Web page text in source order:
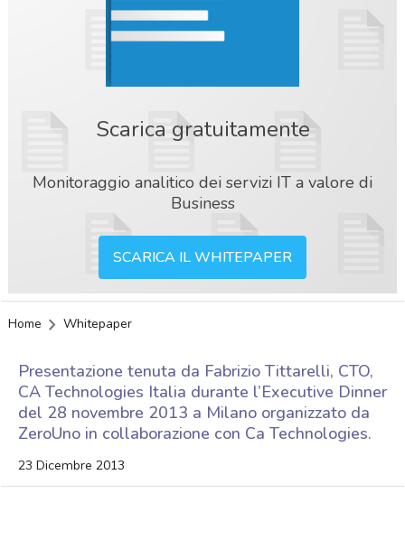
Scarica gratuitamente
Monitoraggio analitico dei servizi IT a valore di
Business
SCARICA IL WHITEPAPER
Home Whitepaper
Presentazione tenuta da Fabrizio Tittarelli, CTO,
CA Technologies Italia durante l’Executive Dinner
del 28 novembre 2013 a Milano organizzato da
ZeroUno in collaborazione con Ca Technologies.
23 Dicembre 2013